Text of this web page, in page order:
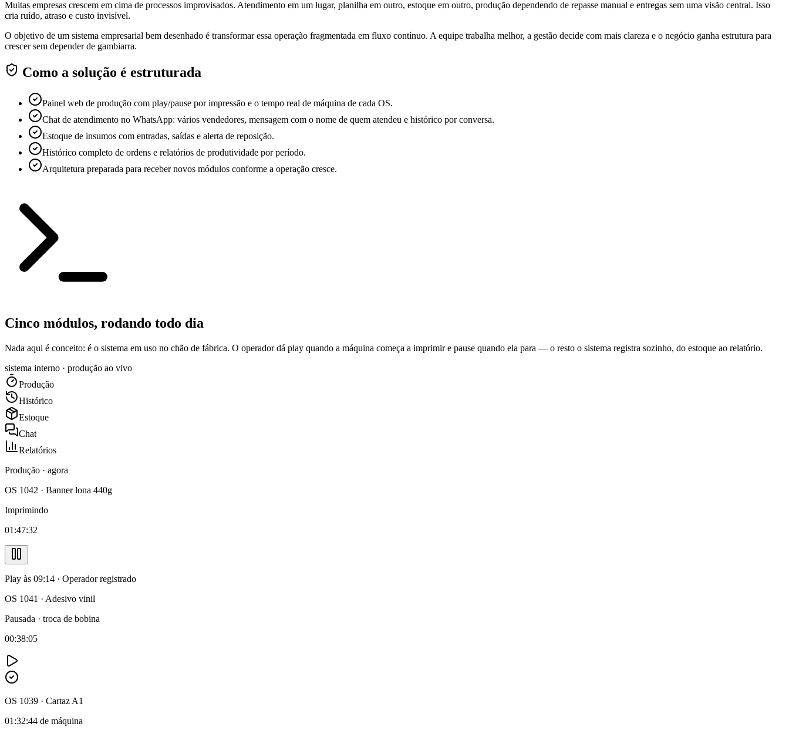
Muitas empresas crescem em cima de processos improvisados. Atendimento em um lugar, planilha em outro, estoque em outro, produção dependendo de repasse manual e entregas sem uma visão central. Isso
cria ruído, atraso e custo invisível.
O objetivo de um sistema empresarial bem desenhado é transformar essa operação fragmentada em fluxo contínuo. A equipe trabalha melhor, a gestão decide com mais clareza e o negócio ganha estrutura para
crescer sem depender de gambiarra.
Como a solução é estruturada
Painel web de produção com play/pause por impressão e o tempo real de máquina de cada OS.
Chat de atendimento no WhatsApp: vários vendedores, mensagem com o nome de quem atendeu e histórico por conversa.
Estoque de insumos com entradas, saídas e alerta de reposição.
Histórico completo de ordens e relatórios de produtividade por período.
Arquitetura preparada para receber novos módulos conforme a operação cresce.
Cinco módulos, rodando todo dia
Nada aqui é conceito: é o sistema em uso no chão de fábrica. O operador dá play quando a máquina começa a imprimir e pause quando ela para — o resto o sistema registra sozinho, do estoque ao relatório.
sistema interno · produção ao vivo
Produção
Histórico
Estoque
Chat
Relatórios
Produção · agora
OS 1042 · Banner lona 440g
Imprimindo
01 :47:32
Play às 09:14 · Operador registrado
OS 1041 · Adesivo vinil
Pausada · troca de bobina
00:38:05
OS 1039 · Cartaz A1
01:32:44 de máquina